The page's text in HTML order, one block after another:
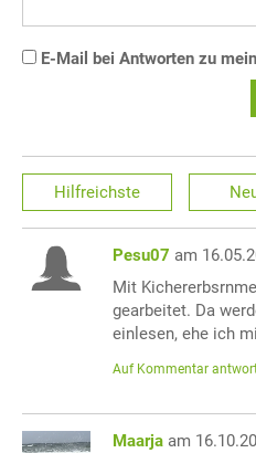
E-Mail bei Antworten zu
Hilfreichste
Pesu07 am
Mit
gearbeitet. Da
einlesen, ehe ich
Auf Kommentar
Maarja am